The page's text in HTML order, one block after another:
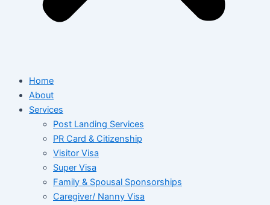
Home
About
Services
Post Landing Services
PR Card & Citizenship
Visitor Visa
Super Visa
Family & Spousal Sponsorships
Caregiver/ Nanny Visa